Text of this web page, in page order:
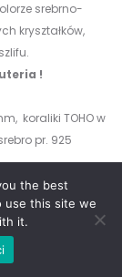
srebrno-
kryształków,
!
koraliki TOHO w
pr. 925
bez bigli : 5,5cm
łańcuszek do
16-18cm.
the best
use this site we
it.